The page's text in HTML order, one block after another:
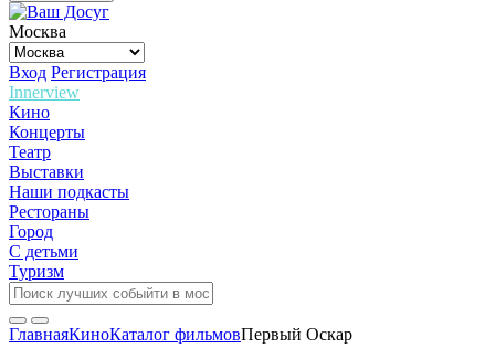
Москва
Вход Регистрация
Innerview
Кино
Концерты
Театр
Выставки
Наши подкасты
Рестораны
Город
С детьми
Туризм
ГлавнаяКиноКаталог фильмовПервый Оскар